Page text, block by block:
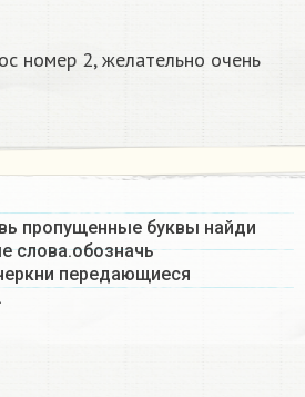
номер 2, желательно очень
пропущенные буквы найди
слова.обозначь
передающиеся